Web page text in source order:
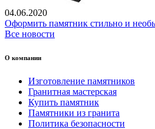
04.06.2020
Оформить памятник стильно и
Все новости
О компании
Изготовление памятников
Гранитная мастерская
Купить памятник
Памятники из гранита
Политика безопасности